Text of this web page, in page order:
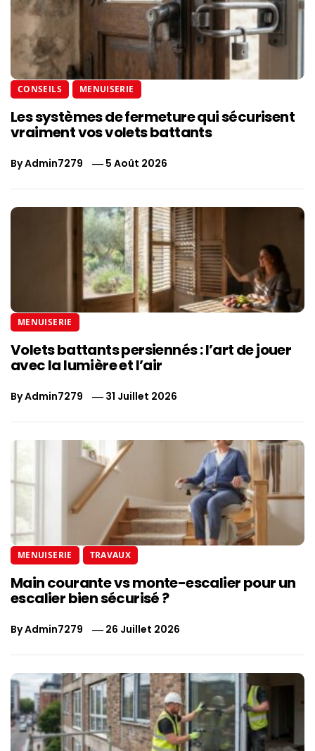
CONSEILS MENUISERIE
Les systèmes de fermeture qui sécurisent
vraiment vos volets battants
ByAdmin7279 5 Août 2026
MENUISERIE
Volets battants persiennés : l’art de jouer
avec la lumière et l’air
ByAdmin7279 31 Juillet 2026
MENUISERIE TRAVAUX
Main courante vs monte-escalier pour un
escalier bien sécurisé ?
ByAdmin7279 26 Juillet 2026